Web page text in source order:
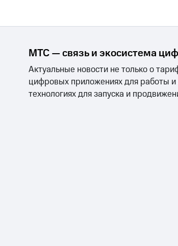
МТС — связь и экосистема
Актуальные новости не только о
цифровых приложениях для работы
технологиях для запуска и